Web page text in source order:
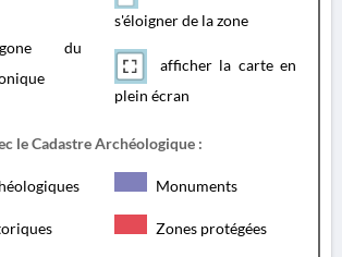
du
s'éloigner de la zone
afficher la carte en
plein écran
le Cadastre Archéologique :
Monuments
Zones protégées